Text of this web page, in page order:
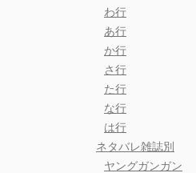
わ行
あ行
か行
さ行
た行
な行
は行
ネタバレ雑誌別
ヤングガンガン